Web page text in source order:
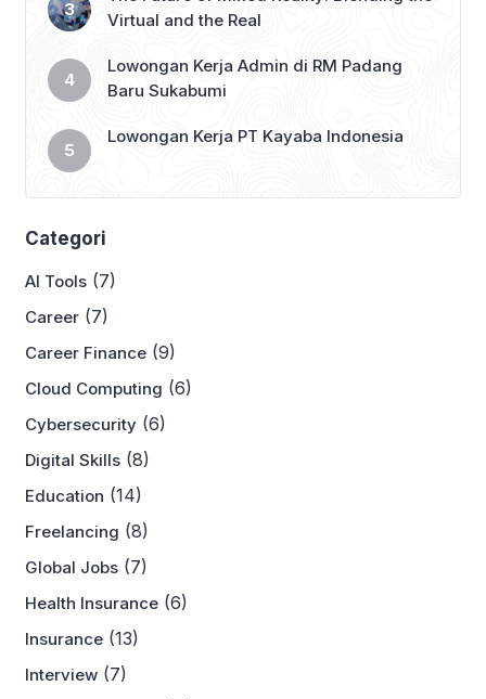
Virtual and the Real
Lowongan Kerja Admin di RM Padang
Baru Sukabumi
Lowongan Kerja PT Kayaba Indonesia
Categori
AI Tools (7)
Career (7)
Career Finance (9)
Cloud Computing (6)
Cybersecurity (6)
Digital Skills (8)
Education (14)
Freelancing (8)
Global Jobs (7)
Health Insurance (6)
Insurance (13)
Interview (7)